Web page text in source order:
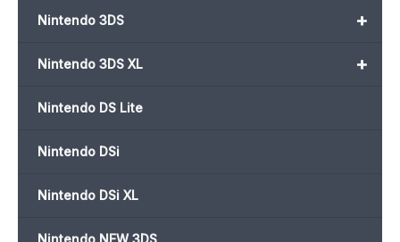
+
Nintendo 3DS
+
Nintendo 3DS XL
Nintendo DS Lite
Nintendo DSi
Nintendo DSi XL